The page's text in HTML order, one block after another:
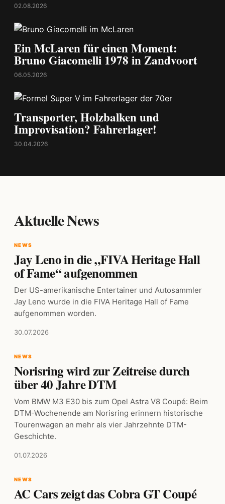
02.08.2026
Ein McLaren für einen Moment:
Bruno Giacomelli 1978 in Zandvoort
06.05.2026
Transporter, Holzbalken und
Improvisation? Fahrerlager!
30.04.2026
Aktuelle News
NEWS
Jay Leno in die „FIVA Heritage Hall
of Fame“ aufgenommen
Der US-amerikanische Entertainer und Autosammler
Jay Leno wurde in die FIVA Heritage Hall of Fame
aufgenommen worden.
30.07.2026
NEWS
Norisring wird zur Zeitreise durch
über 40 Jahre DTM
Vom BMW M3 E30 bis zum Opel Astra V8 Coupé: Beim
DTM-Wochenende am Norisring erinnern historische
Tourenwagen an mehr als vier Jahrzehnte DTM-
Geschichte.
01.07.2026
NEWS
AC Cars zeigt das Cobra GT Coupé